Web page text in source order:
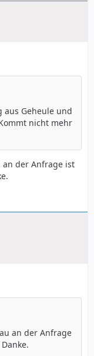
aus Geheule und
nicht mehr
an der Anfrage ist
an der Anfrage